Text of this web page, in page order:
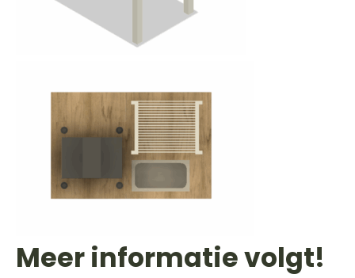
Meer informatie volgt!